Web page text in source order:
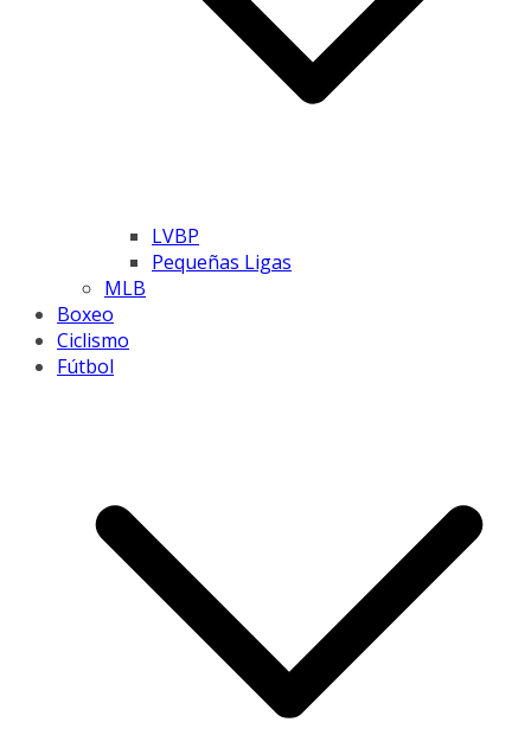
LVBP
Pequeñas Ligas
MLB
Boxeo
Ciclismo
Fútbol